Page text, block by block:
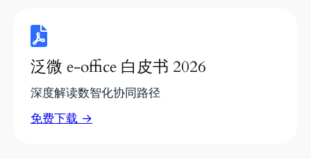
泛微 e-office 白皮书 2026
深度解读数智化协同路径
免费下载 →